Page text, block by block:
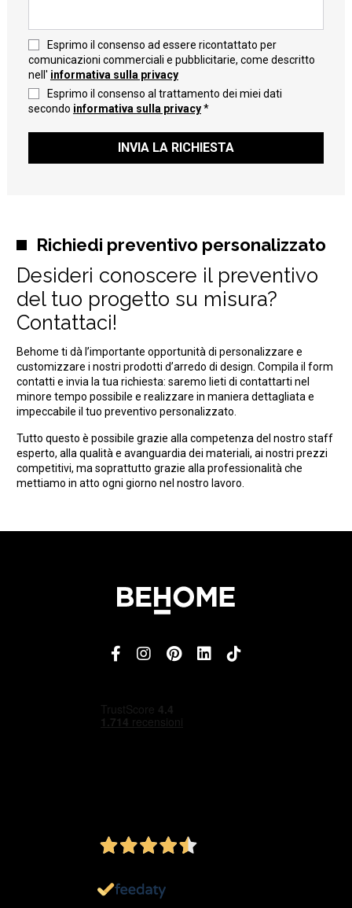
Richiedi preventivo personalizzato
Desideri conoscere il preventivo
del tuo progetto su misura?
Contattaci!
Behome ti dà l’importante opportunità di personalizzare e
customizzare i nostri prodotti d’arredo di design. Compila il form
contatti e invia la tua richiesta: saremo lieti di contattarti nel
minore tempo possibile e realizzare in maniera dettagliata e
impeccabile il tuo preventivo personalizzato.
Tutto questo è possibile grazie alla competenza del nostro staff
esperto, alla qualità e avanguardia dei materiali, ai nostri prezzi
competitivi, ma soprattutto grazie alla professionalità che
mettiamo in atto ogni giorno nel nostro lavoro.
Esprimo il consenso ad essere ricontattato per
comunicazioni commerciali e pubblicitarie, come descritto
nell' informativa sulla privacy
Esprimo il consenso al trattamento dei miei dati
secondo informativa sulla privacy*
INVIA LA RICHIESTA